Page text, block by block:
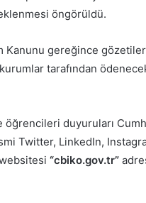
öngörüldü.
Kanunu gereğince
tarafından
duyuruları
Twitter, LinkedIn,
“cbiko.gov.tr”